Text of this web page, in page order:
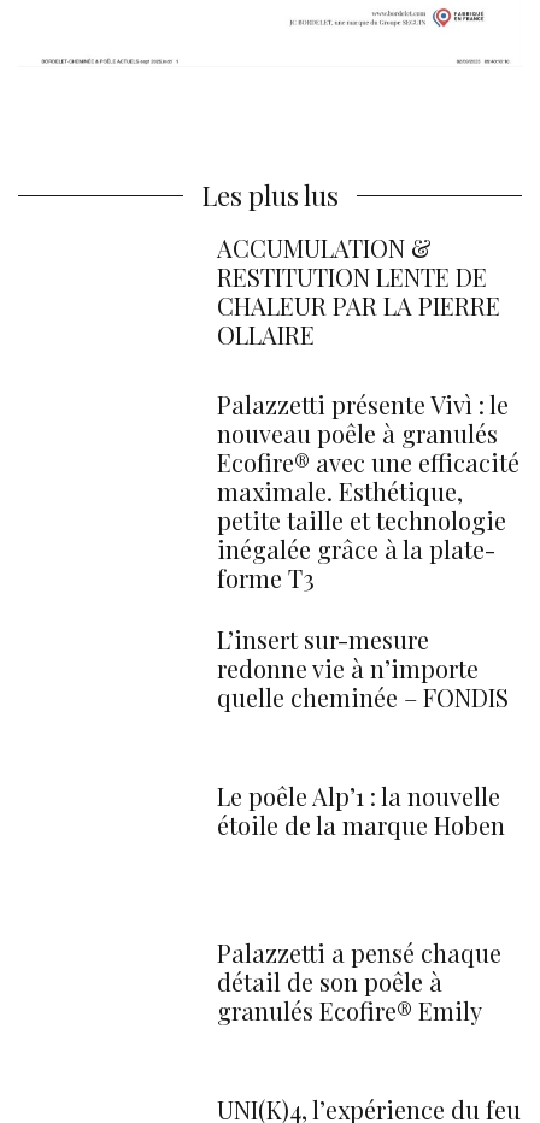
Les plus lus
ACCUMULATION &
RESTITUTION LENTE DE
CHALEUR PAR LA PIERRE
OLLAIRE
Palazzetti présente Vivì : le
nouveau poêle à granulés
Ecofire® avec une efficacité
maximale. Esthétique,
petite taille et technologie
inégalée grâce à la plate-
forme T3
L’insert sur-mesure
redonne vie à n’importe
quelle cheminée – FONDIS
Le poêle Alp’1 : la nouvelle
étoile de la marque Hoben
Palazzetti a pensé chaque
détail de son poêle à
granulés Ecofire® Emily
UNI(K)4, l’expérience du feu